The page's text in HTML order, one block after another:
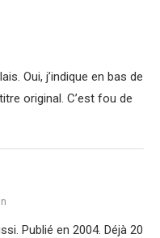
Oui, j’indique en bas de
original. C’est fou de
Publié en 2004. Déjà 20